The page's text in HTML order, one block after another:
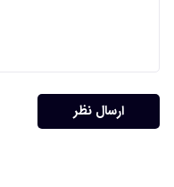
ارسال نظر